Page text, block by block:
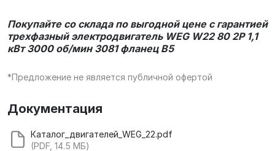
Покупайте со склада по выгодной цене с гарантией
трехфазный электродвигатель WEG W22 80 2P 1,1
кВт 3000 об/мин 3081 фланец В5
*Предложение не является публичной офертой
Документация
Каталог_двигателей_WEG_22.pdf
(PDF, 14.5 МБ)